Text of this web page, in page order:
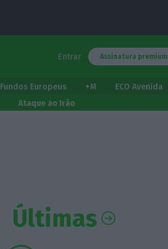
Entrar Assinatura premium
Fundos Europeus +M
ECO Avenida
Ataque ao Irão
Últimas